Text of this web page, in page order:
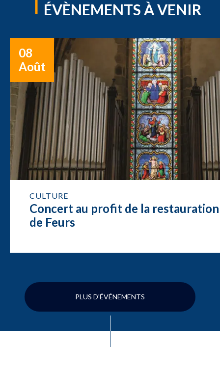
ÉVÈNEMENTS À VENIR
08
Août
CULTURE
Concert au profit de la restauration
de Feurs
PLUS D'ÉVÉNEMENTS